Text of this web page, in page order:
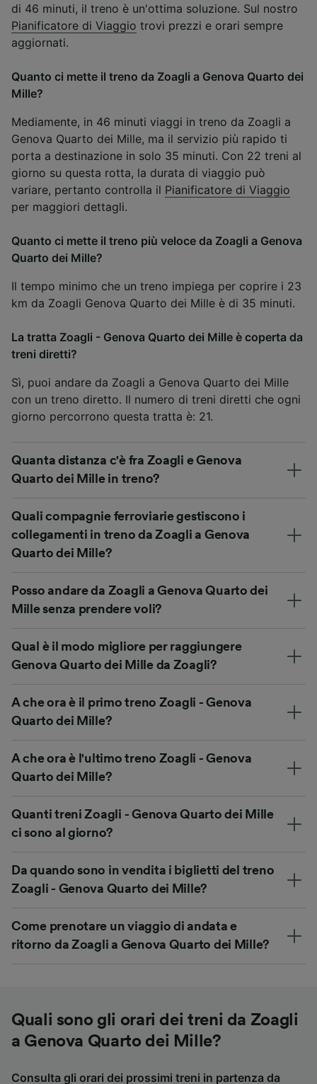
di 46 minuti, il treno è un'ottima soluzione. Sul nostro
Pianificatore di Viaggio trovi prezzi e orari sempre
aggiornati.
Quanto ci mette il treno da Zoagli a Genova Quarto dei
Mille?
Mediamente, in 46 minuti viaggi in treno da Zoagli a
Genova Quarto dei Mille, ma il servizio più rapido ti
porta a destinazione in solo 35 minuti. Con 22 treni al
giorno su questa rotta, la durata di viaggio può
variare, pertanto controlla il Pianificatore di Viaggio
per maggiori dettagli.
Quanto ci mette il treno più veloce da Zoagli a Genova
Quarto dei Mille?
Il tempo minimo che un treno impiega per coprire i 23
km da Zoagli Genova Quarto dei Mille è di 35 minuti.
La tratta Zoagli - Genova Quarto dei Mille è coperta da
treni diretti?
Sì, puoi andare da Zoagli a Genova Quarto dei Mille
con un treno diretto. Il numero di treni diretti che ogni
giorno percorrono questa tratta è: 21.
Quanta distanza c'è fra Zoagli e Genova
Quarto dei Mille in treno?
Quali compagnie ferroviarie gestiscono i
collegamenti in treno da Zoagli a Genova
Quarto dei Mille?
Posso andare da Zoagli a Genova Quarto dei
Mille senza prendere voli?
Qual è il modo migliore per raggiungere
Genova Quarto dei Mille da Zoagli?
A che ora è il primo treno Zoagli - Genova
Quarto dei Mille?
A che ora è l'ultimo treno Zoagli - Genova
Quarto dei Mille?
Quanti treni Zoagli - Genova Quarto dei Mille
ci sono al giorno?
Da quando sono in vendita i biglietti del treno
Zoagli - Genova Quarto dei Mille?
Come prenotare un viaggio di andata e
ritorno da Zoagli a Genova Quarto dei Mille?
Quali sono gli orari dei treni da Zoagli
a Genova Quarto dei Mille?
Consulta gli orari dei prossimi treni in partenza da